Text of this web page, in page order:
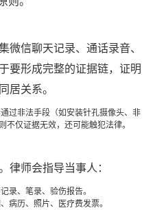
微信聊天记录、通话录音、
要形成完整的证据链，证明
居关系。
过非法手段（如安装针孔摄像头、非
不仅证据无效，还可能触犯法律。
律师会指导当事人：
录、笔录、验伤报告。
病历、照片、医疗费发票。